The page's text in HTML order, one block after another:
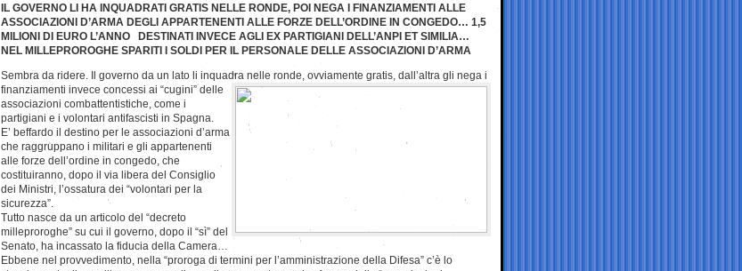
IL GOVERNO LI HA INQUADRATI GRATIS NELLE RONDE, POI NEGA I FINANZIAMENTI ALLE
ASSOCIAZIONI D’ARMA DEGLI APPARTENENTI ALLE FORZE DELL’ORDINE IN CONGEDO… 1,5
MILIONI DI EURO L’ANNO DESTINATI INVECE AGLI EX PARTIGIANI DELL’ANPI ET SIMILIA…
NEL MILLEPROROGHE SPARITI I SOLDI PER IL PERSONALE DELLE ASSOCIAZIONI D’ARMA
Sembra da ridere. Il governo da un lato li inquadra nelle ronde, ovviamente gratis, dall’altra gli nega i
finanziamenti invece concessi ai “cugini” delle
associazioni combattentistiche, come i
partigiani e i volontari antifascisti in Spagna.
E’ beffardo il destino per le associazioni d’arma
che raggruppano i militari e gli appartenenti
alle forze dell’ordine in congedo, che
costituiranno, dopo il via libera del Consiglio
dei Ministri, l’ossatura dei “volontari per la
sicurezza”.
Tutto nasce da un articolo del “decreto
milleproroghe” su cui il governo, dopo il “sì” del
Senato, ha incassato la fiducia della Camera…
Ebbene nel provvedimento, nella “proroga di termini per l’amministrazione della Difesa” c’è lo